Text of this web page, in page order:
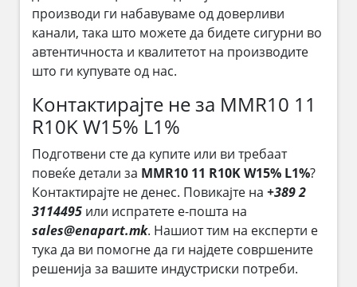
производи ги набавуваме од доверливи
канали, така што можете да бидете сигурни во
автентичноста и квалитетот на производите
што ги купувате од нас.
Контактирајте не за MMR10 11
R10K W15% L1%
Подготвени сте да купите или ви требаат
повеќе детали за MMR10 11 R10K W15% L1%?
Контактирајте не денес. Повикајте на +389 2
3114495 или испратете е-пошта на
sales@enapart.mk. Нашиот тим на експерти е
тука да ви помогне да ги најдете совршените
решенија за вашите индустриски потреби.